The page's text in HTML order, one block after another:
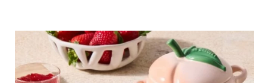
e
b
t
a
t